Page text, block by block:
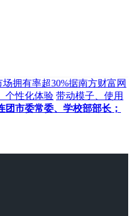
场拥有率超30%据南方财富网
个性化体验 带动模子、使用
团市委常委、学校部部长；